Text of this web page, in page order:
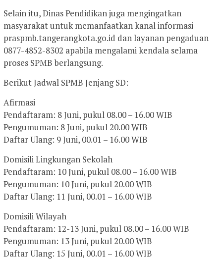
Selain itu, Dinas Pendidikan juga mengingatkan
masyarakat untuk memanfaatkan kanal informasi
praspmb.tangerangkota.go.id dan layanan pengaduan
0877-4852-8302 apabila mengalami kendala selama
proses SPMB berlangsung.
Berikut Jadwal SPMB Jenjang SD:
Afirmasi
Pendaftaram: 8 Juni, pukul 08.00 – 16.00 WIB
Pengumuman: 8 Juni, pukul 20.00 WIB
Daftar Ulang: 9 Juni, 00.01 – 16.00 WIB
Domisili Lingkungan Sekolah
Pendaftaram: 10 Juni, pukul 08.00 – 16.00 WIB
Pengumuman: 10 Juni, pukul 20.00 WIB
Daftar Ulang: 11 Juni, 00.01 – 16.00 WIB
Domisili Wilayah
Pendaftaram: 12-13 Juni, pukul 08.00 – 16.00 WIB
Pengumuman: 13 Juni, pukul 20.00 WIB
Daftar Ulang: 15 Juni, 00.01 – 16.00 WIB